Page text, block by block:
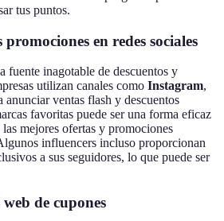
tus puntos.
en redes sociales
fuente inagotable de descuentos y
utilizan canales como Instagram,
anunciar ventas flash y descuentos
favoritas puede ser una forma eficaz
mejores ofertas y promociones
influencers incluso proporcionan
a sus seguidores, lo que puede ser
de cupones